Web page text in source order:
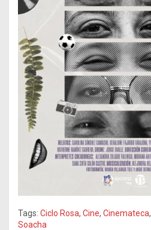
Tags: Ciclo Rosa, Cine, Cinemateca,
Soacha